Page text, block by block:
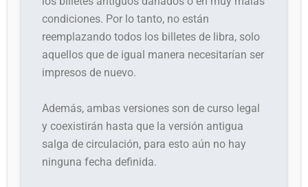
condiciones. Por lo tanto, no están
reemplazando todos los billetes de libra, solo
aquellos que de igual manera necesitarían ser
impresos de nuevo.
Además, ambas versiones son de curso legal
y coexistirán hasta que la versión antigua
salga de circulación, para esto aún no hay
ninguna fecha definida.